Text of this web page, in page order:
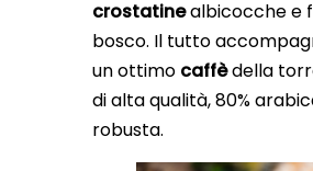
crostatinealbicocche e
bosco. Il tutto
un ottimo caffèdella
di alta qualità, 80%
robusta.